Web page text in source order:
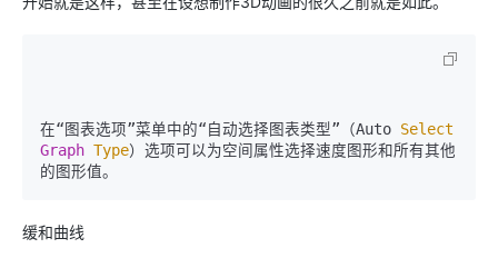
在“图表选项”菜单中的“自动选择图表类型”（Auto Select
Graph Type）选项可以为空间属性选择速度图形和所有其他
缓和曲线